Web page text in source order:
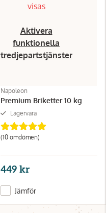
visas
Aktivera
funktionella
tredjepartstjänster
Napoleon
Premium Briketter 10 kg
Lagervara
(10 omdömen)
449 kr
Jämför